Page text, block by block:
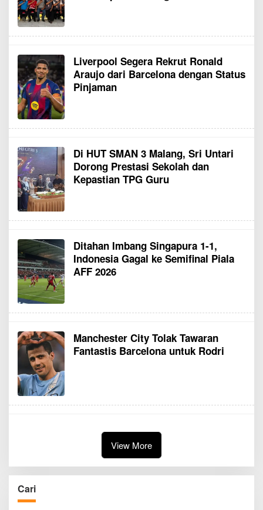
Liverpool Segera Rekrut Ronald
Araujo dari Barcelona dengan Status
Pinjaman
Di HUT SMAN 3 Malang, Sri Untari
Dorong Prestasi Sekolah dan
Kepastian TPG Guru
Ditahan Imbang Singapura 1-1,
Indonesia Gagal ke Semifinal Piala
AFF 2026
Manchester City Tolak Tawaran
Fantastis Barcelona untuk Rodri
View More
Cari